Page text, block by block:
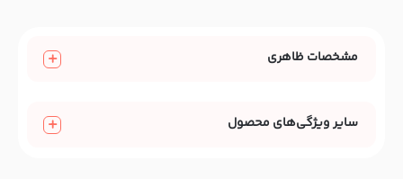
مشخصات ظاهری
سایر ویژگی‌های محصول